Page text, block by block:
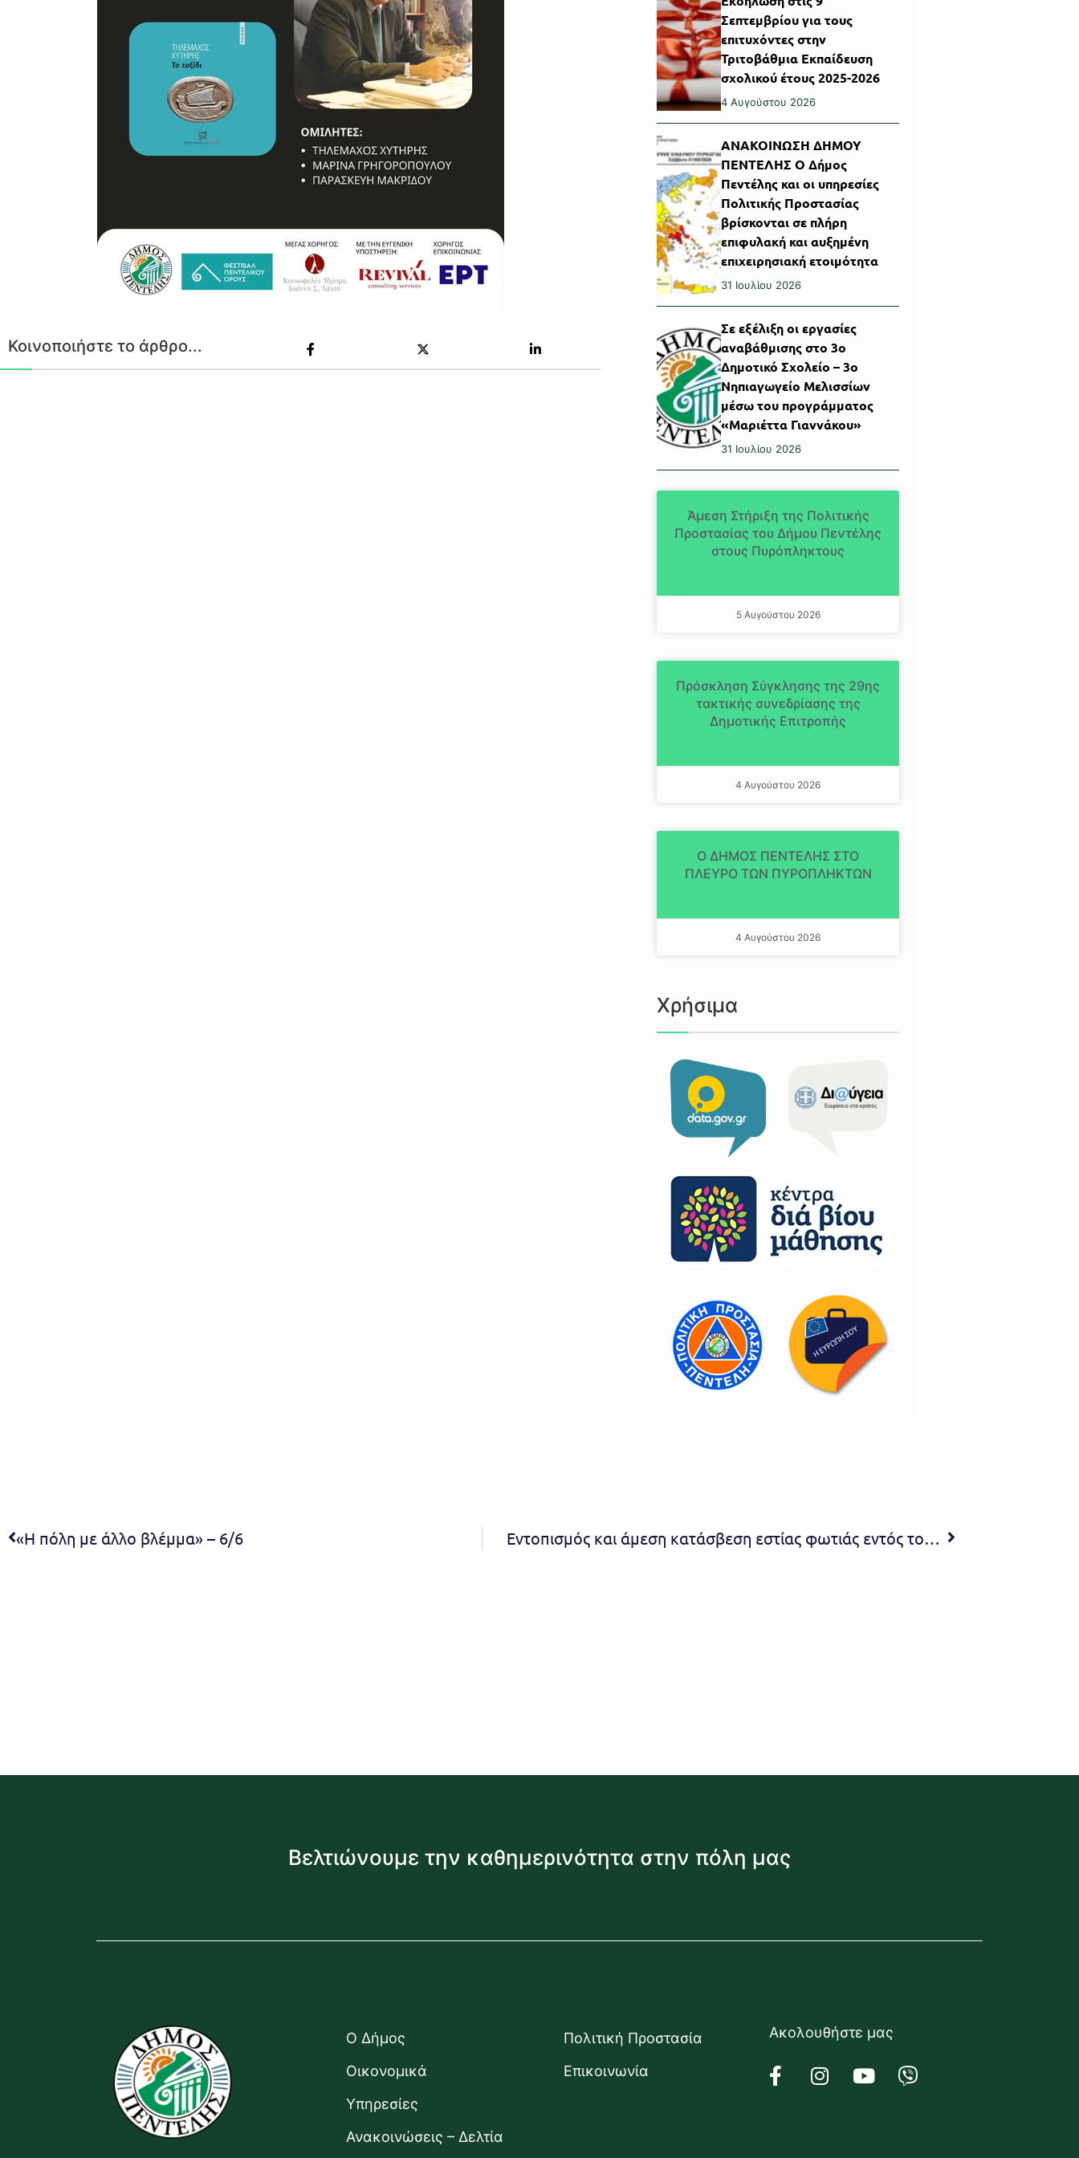
Κοινοποιήστε το άρθρο...
Σεπτεμβρίου για τους
επιτυχόντες στην
Τριτοβάθμια Εκπαίδευση
σχολικού έτους 2025-2026
4 Αυγούστου 2026
ΑΝΑΚΟΙΝΩΣΗ ΔΗΜΟΥ
ΠΕΝΤΕΛΗΣ Ο Δήμος
Πεντέλης και οι υπηρεσίες
Πολιτικής Προστασίας
βρίσκονται σε πλήρη
επιφυλακή και αυξημένη
επιχειρησιακή ετοιμότητα
31 Ιουλίου 2026
Σε εξέλιξη οι εργασίες
αναβάθμισης στο 3ο
Δημοτικό Σχολείο – 3ο
Νηπιαγωγείο Μελισσίων
μέσω του προγράμματος
«Μαριέττα Γιαννάκου»
31 Ιουλίου 2026
Άμεση Στήριξη της Πολιτικής
Προστασίας του Δήμου Πεντέλης
στους Πυρόπληκτους
5 Αυγούστου 2026
Πρόσκληση Σύγκλησης της 29ης
τακτικής συνεδρίασης της
Δημοτικής Επιτροπής
4 Αυγούστου 2026
Ο ΔΗΜΟΣ ΠΕΝΤΕΛΗΣ ΣΤΟ
ΠΛΕΥΡΟ ΤΩΝ ΠΥΡΟΠΛΗΚΤΩΝ
4 Αυγούστου 2026
Χρήσιμα
«Η πόλη με άλλο βλέμμα» – 6/6 Εντοπισμός και άμεση κατάσβεση εστίας φωτιάς εντός του νοσοκομείου πρώην Παπαδημητρίου
Βελτιώνουμε την καθημερινότητα στην πόλη μας
Ο Δήμος
Οικονομικά
Υπηρεσίες
Ανακοινώσεις – Δελτία
Πολιτική Προστασία
Επικοινωνία
Ακολουθήστε μας